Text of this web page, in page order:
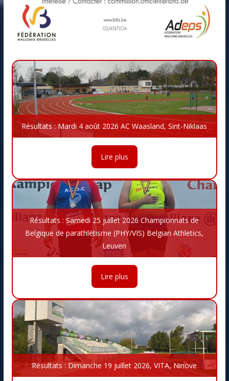
Résultats : Mardi 4 août 2026 AC Waasland, Sint-Niklaas
Lire plus
Résultats : Samedi 25 juillet 2026 Championnats de
Belgique de parathlétisme (PHY/VIS) Belgian Athletics,
Leuven
Lire plus
Résultats : Dimanche 19 juillet 2026, VITA, Ninove